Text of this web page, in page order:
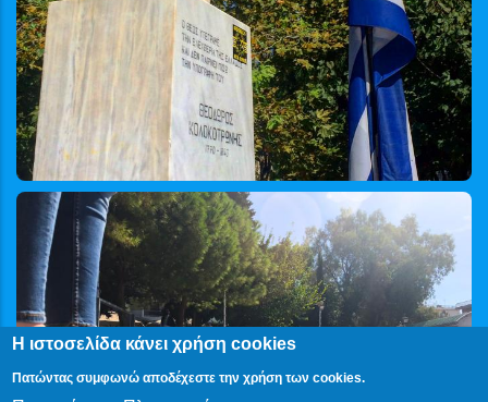
Η ιστοσελίδα κάνει χρήση cookies
Πατώντας συμφωνώ αποδέχεστε την χρήση των cookies.